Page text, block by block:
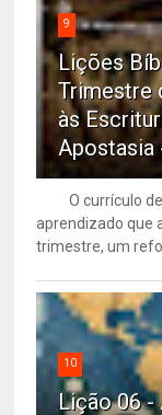
9
Lições
Trimestre
às
Apostasia
O currículo de
aprendizado que
trimestre, um
10
Lição 06 -